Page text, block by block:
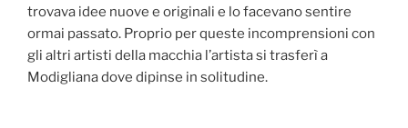
trovava idee nuove e originali e lo facevano sentire
ormai passato. Proprio per queste incomprensioni con
gli altri artisti della macchia l’artista si trasferì a
Modigliana dove dipinse in solitudine.